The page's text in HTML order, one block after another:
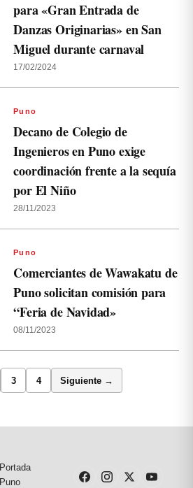
para «Gran Entrada de
Danzas Originarias» en San
Miguel durante carnaval
17/02/2024
Puno
Decano de Colegio de
Ingenieros en Puno exige
coordinación frente a la sequía
por El Niño
28/11/2023
Puno
Comerciantes de Wawakatu de
Puno solicitan comisión para
“Feria de Navidad»
08/11/2023
3 4 Siguiente →
Portada
Puno